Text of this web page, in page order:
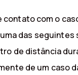
com o
uma das
de distância
de um caso